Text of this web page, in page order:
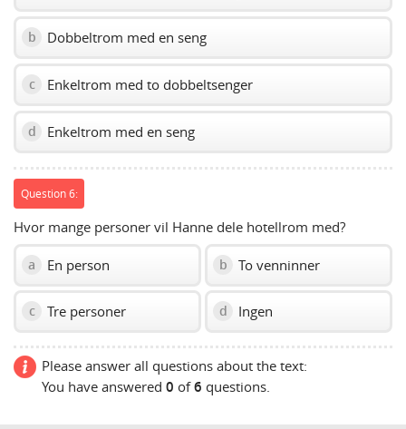
b Dobbeltrom med en seng
c Enkeltrom med to dobbeltsenger
d Enkeltrom med en seng
Question 6:
Hvor mange personer vil Hanne dele hotellrom med?
a En person b To venninner
c Tre personer d Ingen
Please answer all questions about the text:
You have answered 0 of6 questions.